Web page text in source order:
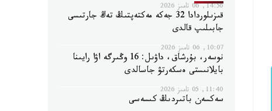
14:56, 06 تامىز 2026
قىزىلوردادا 32 جەكە مەكتەپتىڭ تەڭ جارتىسى
جابىلىپ قالدى
10:07, 06 تامىز 2026
نوسەر، بۇرشاق، داۋىل: 16 وڭىرگە اۋا رايىنا
بايلانىستى ەسكەرتۋ جاسالدى
11:40, 05 تامىز 2026
سەكسەن باتىردىڭ كىسەسى